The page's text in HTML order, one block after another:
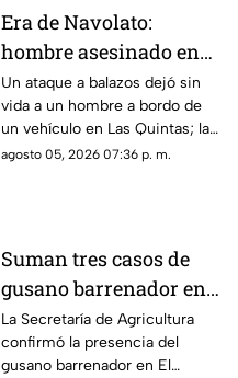
Era de Navolato:
hombre asesinado en
Las Quintas, Culiacán,
ya fue identificado
Un ataque a balazos dejó sin
vida a un hombre a bordo de
un vehículo en Las Quintas; la
identidad de la víctima ya fue
agosto 05, 2026 07:36 p. m.
Suman tres casos de
gusano barrenador en
ganado al sur de
Sinaloa
La Secretaría de Agricultura
confirmó la presencia del
gusano barrenador en El